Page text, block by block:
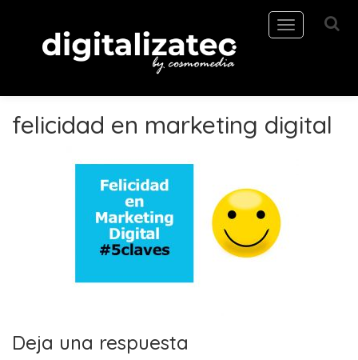
Toggle
navigation
felicidad en marketing digital
Deja una respuesta